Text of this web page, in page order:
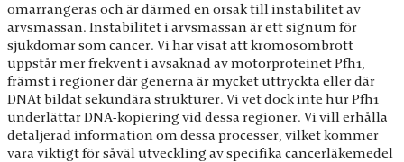
omarrangeras och är därmed en orsak till instabilitet av
arvsmassan. Instabilitet i arvsmassan är ett signum för
sjukdomar som cancer. Vi har visat att kromosombrott
uppstår mer frekvent i avsaknad av motorproteinet Pfh1,
främst i regioner där generna är mycket uttryckta eller där
DNAt bildat sekundära strukturer. Vi vet dock inte hur Pfh1
underlättar DNA-kopiering vid dessa regioner. Vi vill erhålla
detaljerad information om dessa processer, vilket kommer
vara viktigt för såväl utveckling av specifika cancerläkemedel